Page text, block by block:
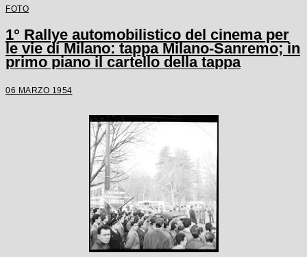
FOTO
1° Rallye automobilistico del cinema per
le vie di Milano: tappa Milano-Sanremo; in
primo piano il cartello della tappa
06 MARZO 1954